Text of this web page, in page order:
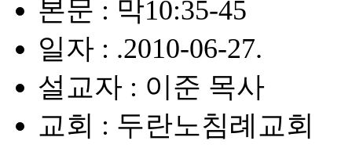
본문 : 막10:35-45
일자 : .2010-06-27.
설교자 : 이준 목사
교회 : 두란노침례교회